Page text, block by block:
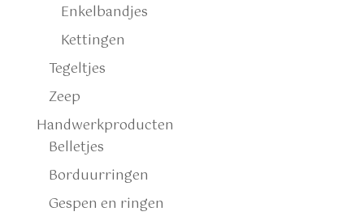
Enkelbandjes
Kettingen
Tegeltjes
Zeep
Handwerkproducten
Belletjes
Borduurringen
Gespen en ringen